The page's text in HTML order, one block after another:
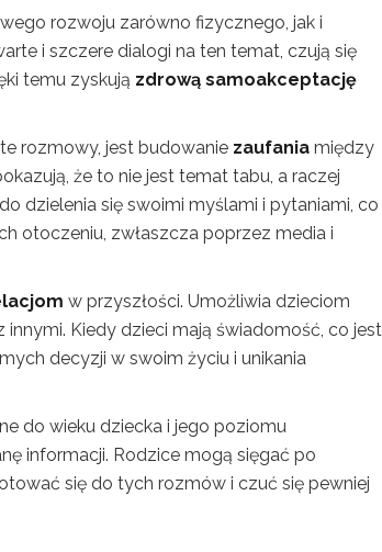
rozwoju zarówno fizycznego, jak i
i szczere dialogi na ten temat, czują się
temu zyskują zdrową samoakceptację
rozmowy, jest budowanie zaufania między
że to nie jest temat tabu, a raczej
dzielenia się swoimi myślami i pytaniami, co
otoczeniu, zwłaszcza poprzez media i
w przyszłości. Umożliwia dzieciom
Kiedy dzieci mają świadomość, co jest
decyzji w swoim życiu i unikania
do wieku dziecka i jego poziomu
informacji. Rodzice mogą sięgać po
się do tych rozmów i czuć się pewniej